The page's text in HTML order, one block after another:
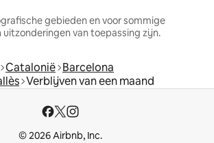
gebieden en voor sommige
uitzonderingen van toepassing zijn.
Catalonië Barcelona
Verblijven van een maand
© 2026 Airbnb, Inc.